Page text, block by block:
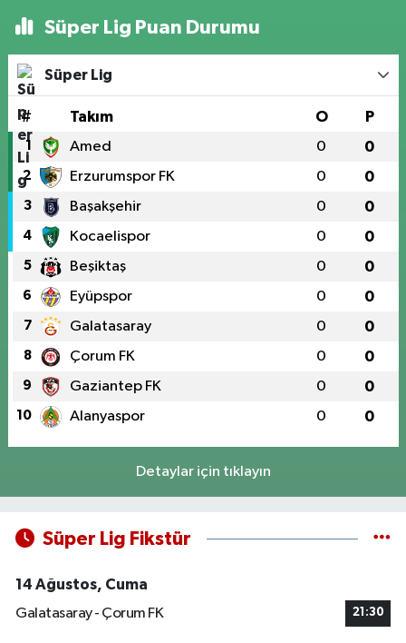
Süper Lig Puan Durumu
Süper Lig
# Takım O P
1 Amed 0 0
2 Erzurumspor FK 0 0
3 Başakşehir 0 0
4 Kocaelispor 0 0
5 Beşiktaş 0 0
6 Eyüpspor 0 0
7 Galatasaray 0 0
8 Çorum FK 0 0
9 Gaziantep FK 0 0
10 Alanyaspor 0 0
Detaylar için tıklayın
Süper Lig Fikstür
14 Ağustos, Cuma
Galatasaray - Çorum FK
21:30